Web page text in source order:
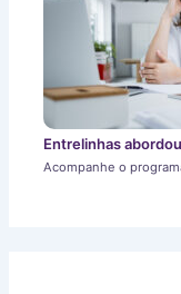
Entrelinhas
Acompanhe o